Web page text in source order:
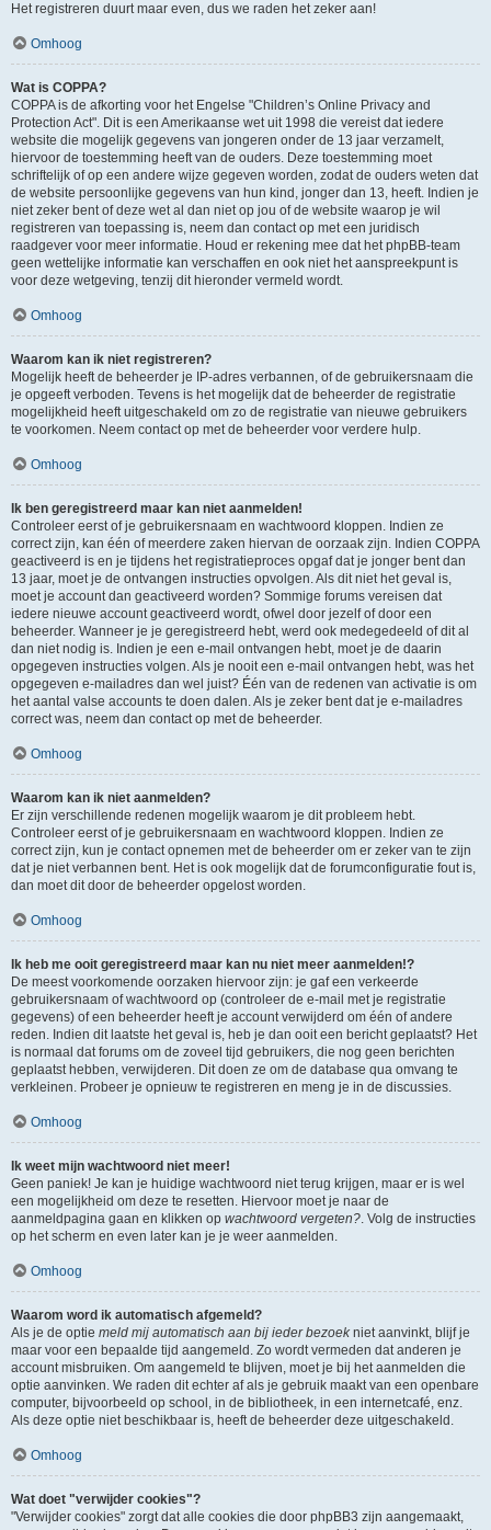
Het registreren duurt maar even, dus we raden het zeker aan!
Omhoog
Wat is COPPA?
COPPA is de afkorting voor het Engelse "Children’s Online Privacy and
Protection Act". Dit is een Amerikaanse wet uit 1998 die vereist dat iedere
website die mogelijk gegevens van jongeren onder de 13 jaar verzamelt,
hiervoor de toestemming heeft van de ouders. Deze toestemming moet
schriftelijk of op een andere wijze gegeven worden, zodat de ouders weten dat
de website persoonlijke gegevens van hun kind, jonger dan 13, heeft. Indien je
niet zeker bent of deze wet al dan niet op jou of de website waarop je wil
registreren van toepassing is, neem dan contact op met een juridisch
raadgever voor meer informatie. Houd er rekening mee dat het phpBB-team
geen wettelijke informatie kan verschaffen en ook niet het aanspreekpunt is
voor deze wetgeving, tenzij dit hieronder vermeld wordt.
Omhoog
Waarom kan ik niet registreren?
Mogelijk heeft de beheerder je IP-adres verbannen, of de gebruikersnaam die
je opgeeft verboden. Tevens is het mogelijk dat de beheerder de registratie
mogelijkheid heeft uitgeschakeld om zo de registratie van nieuwe gebruikers
te voorkomen. Neem contact op met de beheerder voor verdere hulp.
Omhoog
Ik ben geregistreerd maar kan niet aanmelden!
Controleer eerst of je gebruikersnaam en wachtwoord kloppen. Indien ze
correct zijn, kan één of meerdere zaken hiervan de oorzaak zijn. Indien COPPA
geactiveerd is en je tijdens het registratieproces opgaf dat je jonger bent dan
13 jaar, moet je de ontvangen instructies opvolgen. Als dit niet het geval is,
moet je account dan geactiveerd worden? Sommige forums vereisen dat
iedere nieuwe account geactiveerd wordt, ofwel door jezelf of door een
beheerder. Wanneer je je geregistreerd hebt, werd ook medegedeeld of dit al
dan niet nodig is. Indien je een e-mail ontvangen hebt, moet je de daarin
opgegeven instructies volgen. Als je nooit een e-mail ontvangen hebt, was het
opgegeven e-mailadres dan wel juist? Één van de redenen van activatie is om
het aantal valse accounts te doen dalen. Als je zeker bent dat je e-mailadres
correct was, neem dan contact op met de beheerder.
Omhoog
Waarom kan ik niet aanmelden?
Er zijn verschillende redenen mogelijk waarom je dit probleem hebt.
Controleer eerst of je gebruikersnaam en wachtwoord kloppen. Indien ze
correct zijn, kun je contact opnemen met de beheerder om er zeker van te zijn
dat je niet verbannen bent. Het is ook mogelijk dat de forumconfiguratie fout is,
dan moet dit door de beheerder opgelost worden.
Omhoog
Ik heb me ooit geregistreerd maar kan nu niet meer aanmelden!?
De meest voorkomende oorzaken hiervoor zijn: je gaf een verkeerde
gebruikersnaam of wachtwoord op (controleer de e-mail met je registratie
gegevens) of een beheerder heeft je account verwijderd om één of andere
reden. Indien dit laatste het geval is, heb je dan ooit een bericht geplaatst? Het
is normaal dat forums om de zoveel tijd gebruikers, die nog geen berichten
geplaatst hebben, verwijderen. Dit doen ze om de database qua omvang te
verkleinen. Probeer je opnieuw te registreren en meng je in de discussies.
Omhoog
Ik weet mijn wachtwoord niet meer!
Geen paniek! Je kan je huidige wachtwoord niet terug krijgen, maar er is wel
een mogelijkheid om deze te resetten. Hiervoor moet je naar de
aanmeldpagina gaan en klikken op wachtwoord vergeten?. Volg de instructies
op het scherm en even later kan je je weer aanmelden.
Omhoog
Waarom word ik automatisch afgemeld?
Als je de optie meld mij automatisch aan bij ieder bezoekniet aanvinkt, blijf je
maar voor een bepaalde tijd aangemeld. Zo wordt vermeden dat anderen je
account misbruiken. Om aangemeld te blijven, moet je bij het aanmelden die
optie aanvinken. We raden dit echter af als je gebruik maakt van een openbare
computer, bijvoorbeeld op school, in de bibliotheek, in een internetcafé, enz.
Als deze optie niet beschikbaar is, heeft de beheerder deze uitgeschakeld.
Omhoog
Wat doet "verwijder cookies"?
"Verwijder cookies" zorgt dat alle cookies die door phpBB3 zijn aangemaakt,